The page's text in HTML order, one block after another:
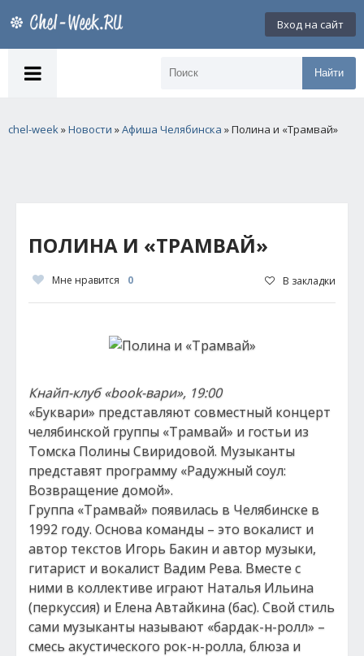
Вход на сайт
Найти
chel-week»Новости »Афиша Челябинска » Полина и «Трамвай»
ПОЛИНА И «ТРАМВАЙ»
Мне нравится 0 В закладки
Кнайп-клуб «book-вари», 19:00
«Буквари» представляют совместный концерт
челябинской группы «Трамвай» и гостьи из
Томска Полины Свиридовой. Музыканты
представят программу «Радужный соул:
Возвращение домой».
Группа «Трамвай» появилась в Челябинске в
1992 году. Основа команды – это вокалист и
автор текстов Игорь Бакин и автор музыки,
гитарист и вокалист Вадим Рева. Вместе с
ними в коллективе играют Наталья Ильина
(перкуссия) и Елена Автайкина (бас). Свой стиль
сами музыканты называют «бардак-н-ролл» –
смесь акустического рок-н-ролла, блюза и